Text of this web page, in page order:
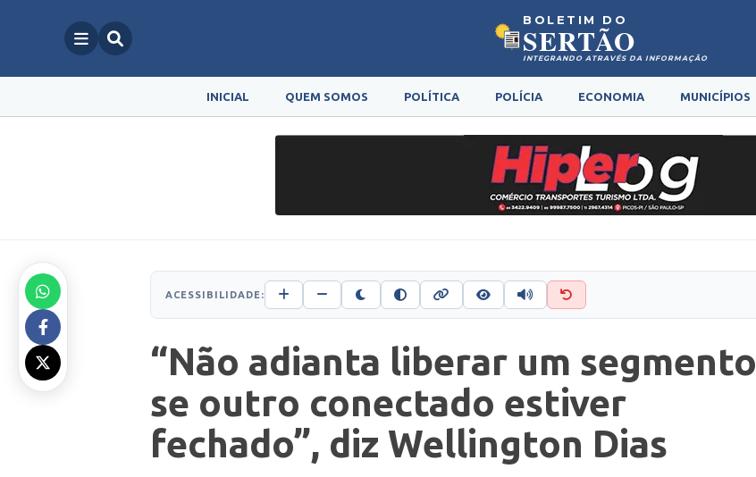
BOLETIM DO
SERTÃO
INTEGRANDO ATRAVÉS DA INFORMAÇÃO
INICIAL QUEM SOMOS POLÍTICA POLÍCIA ECONOMIA MUNICÍPIOS
ACESSIBILIDADE:
“Não adianta liberar um segmento
se outro conectado estiver
fechado”, diz Wellington Dias